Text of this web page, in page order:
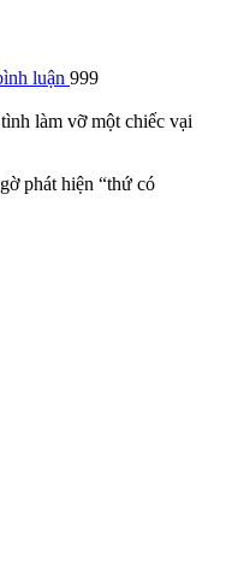
luận 999
làm vỡ một chiếc vại